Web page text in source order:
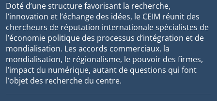
Doté d’une structure favorisant la recherche,
l’innovation et l’échange des idées, le CEIM réunit des
chercheurs de réputation internationale spécialistes de
l’économie politique des processus d’intégration et de
mondialisation. Les accords commerciaux, la
mondialisation, le régionalisme, le pouvoir des firmes,
l’impact du numérique, autant de questions qui font
l’objet des recherche du centre.